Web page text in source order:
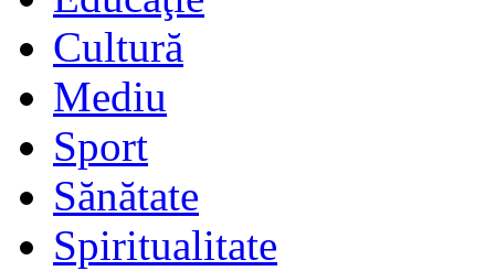
Cultură
Mediu
Sport
Sănătate
Spiritualitate